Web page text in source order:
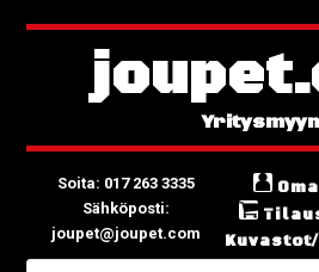
Soita: 017 263 3335
Sähköposti:
joupet@joupet.com